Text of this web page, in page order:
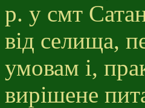
р. у смт
від селища,
умовам і,
вирішене